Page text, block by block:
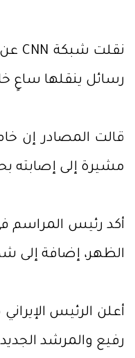
نقلت شبكة CNN عن مصادر أمريكية أن
رسائل ينقلها ساعٍ
قالت المصادر إن
مشيرة إلى إصابته
أكد رئيس المراسم
الظهر، إضافة إلى
أعلن الرئيس
رفيع والمرشد